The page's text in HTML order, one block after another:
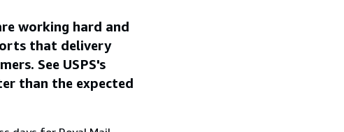
working hard and
that delivery
See USPS's
than the expected